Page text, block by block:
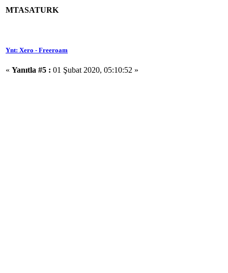
MTASATURK
Ynt: Xero - Freeroam
« Yanıtla #5 : 01 Şubat 2020, 05:10:52 »